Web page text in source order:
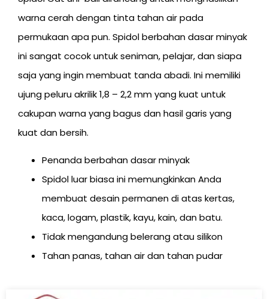
warna cerah dengan tinta tahan air pada
permukaan apa pun. Spidol berbahan dasar minyak
ini sangat cocok untuk seniman, pelajar, dan siapa
saja yang ingin membuat tanda abadi. Ini memiliki
ujung peluru akrilik 1,8 – 2,2 mm yang kuat untuk
cakupan warna yang bagus dan hasil garis yang
kuat dan bersih.
Penanda berbahan dasar minyak
Spidol luar biasa ini memungkinkan Anda
membuat desain permanen di atas kertas,
kaca, logam, plastik, kayu, kain, dan batu.
Tidak mengandung belerang atau silikon
Tahan panas, tahan air dan tahan pudar